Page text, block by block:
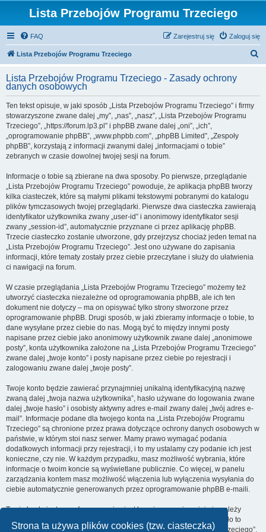
Strona ta używa plików cookies (tzw. ciasteczka)
Lista Przebojów Programu Trzeciego
FAQ Zaloguj się
Zarejestruj się
Lista Przebojów Programu Trzeciego
k
Lista Przebojów Programu Trzeciego - Zasady ochrony
danych osobowych
Ten tekst opisuje, w jaki sposób „Lista Przebojów Programu Trzeciego” i firmy
stowarzyszone zwane dalej „my”, „nas”, „nasz”, „Lista Przebojów Programu
Trzeciego”, „https://forum.lp3.pl” i phpBB zwane dalej „oni”, „ich”,
„oprogramowanie phpBB”, „www.phpbb.com”, „phpBB Limited”, „Zespoły
phpBB”, korzystają z informacji zwanymi dalej „informacjami o tobie”
zebranych w czasie dowolnej twojej sesji na forum.
Informacje o tobie są zbierane na dwa sposoby. Po pierwsze, przeglądanie
„Lista Przebojów Programu Trzeciego” powoduje, że aplikacja phpBB tworzy
kilka ciasteczek, które są małymi plikami tekstowymi pobranymi do katalogu
plików tymczasowych twojej przeglądarki. Pierwsze dwa ciasteczka zawierają
identyfikator użytkownika zwany „user-id” i anonimowy identyfikator sesji
zwany „session-id”, automatycznie przyznane ci przez aplikację phpBB.
Trzecie ciasteczko zostanie utworzone, gdy przejrzysz chociaż jeden temat na
„Lista Przebojów Programu Trzeciego”. Jest ono używane do zapisania
informacji, które tematy zostały przez ciebie przeczytane i służy do ułatwienia
ci nawigacji na forum.
W czasie przeglądania „Lista Przebojów Programu Trzeciego” możemy też
utworzyć ciasteczka niezależne od oprogramowania phpBB, ale ich ten
dokument nie dotyczy – ma on opisywać tylko strony stworzone przez
oprogramowanie phpBB. Drugi sposób, w jaki zbieramy informacje o tobie, to
dane wysyłane przez ciebie do nas. Mogą być to między innymi posty
napisane przez ciebie jako anonimowy użytkownik zwane dalej „anonimowe
posty”, konta użytkownika założone na „Lista Przebojów Programu Trzeciego”
zwane dalej „twoje konto” i posty napisane przez ciebie po rejestracji i
zalogowaniu zwane dalej „twoje posty”.
Twoje konto będzie zawierać przynajmniej unikalną identyfikacyjną nazwę
zwaną dalej „twoja nazwa użytkownika”, hasło używane do logowania zwane
dalej „twoje hasło” i osobisty aktywny adres e-mail zwany dalej „twój adres e-
mail”. Informacje podane dla twojego konta na „Lista Przebojów Programu
Trzeciego” są chronione przez prawa dotyczące ochrony danych osobowych w
państwie, w którym stoi nasz serwer. Mamy prawo wymagać podania
dodatkowych informacji przy rejestracji, i to my ustalamy czy podanie ich jest
konieczne, czy nie. W każdym przypadku, masz możliwość wybrania, które
informacje o twoim koncie są wyświetlane publicznie. Co więcej, w panelu
zarządzania kontem masz możliwość włączenia lub wyłączenia wysyłania do
ciebie automatycznie generowanych przez oprogramowanie phpBB e-maili.
Twoje hasło jest zaszyfrowane, więc jest bezpieczne, niemniej nie należy
używać tego samego hasła na różnych witrynach internetowych. Hasło to
umożliwia dostęp do twojego konta na „Lista Przebojów Programu Trzeciego”,